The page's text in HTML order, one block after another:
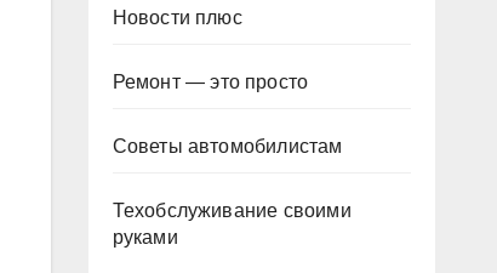
Новости плюс
Ремонт — это просто
Советы автомобилистам
Техобслуживание своими
руками